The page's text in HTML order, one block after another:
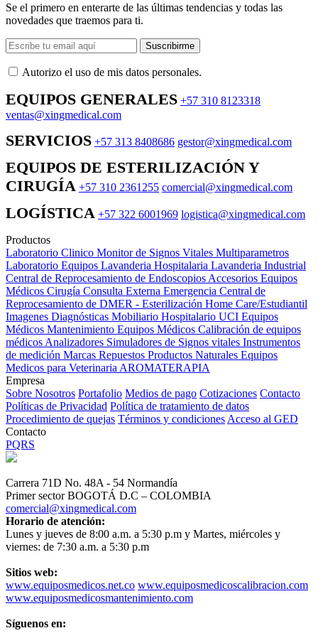
Se el primero en enterarte de las últimas tendencias y todas las
novedades que traemos para ti.
Suscribirme
Autorizo ​​el uso de mis datos personales.
EQUIPOS GENERALES +57 310 8123318
ventas@xingmedical.com
SERVICIOS +57 313 8408686 gestor@xingmedical.com
EQUIPOS DE ESTERILIZACIÓN Y
CIRUGÍA +57 310 2361255 comercial@xingmedical.com
LOGÍSTICA +57 322 6001969 logistica@xingmedical.com
Productos
Laboratorio Clinico Monitor de Signos Vitales Multiparametros
Laboratorio Equipos Lavanderia Hospitalaria Lavanderia Industrial
Central de Reprocesamiento de Endoscopios Accesorios Equipos
Médicos Cirugía Consulta Externa Emergencia Central de
Reprocesamiento de DMER - Esterilización Home Care/Estudiantil
Imagenes Diagnósticas Mobiliario Hospitalario UCI Equipos
Médicos Mantenimiento Equipos Médicos Calibración de equipos
médicos Analizadores Simuladores de Signos vitales Instrumentos
de medición Marcas Repuestos Productos Naturales Equipos
Medicos para Veterinaria AROMATERAPIA
Empresa
Sobre Nosotros Portafolio Medios de pago Cotizaciones Contacto
Políticas de Privacidad Política de tratamiento de datos
Procedimiento de quejas Términos y condiciones Acceso al GED
Contacto
PQRS
Carrera 71D No. 48A - 54 Normandía
Primer sector BOGOTÁ D.C – COLOMBIA
comercial@xingmedical.com
Horario de atención:
Lunes y jueves de 8:00 a.m. a 5:30 p.m y Martes, miércoles y
viernes: de 7:30 a.m. a 5:30 p.m
Sitios web:
www.equiposmedicos.net.co www.equiposmedicoscalibracion.com
www.equiposmedicosmantenimiento.com
Síguenos en: